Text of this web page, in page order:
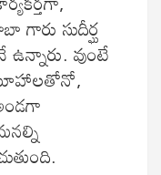
సుదీర్ఘ
వుంటే